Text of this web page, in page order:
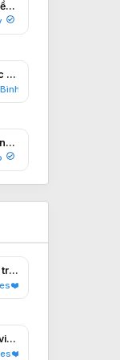
50% lời khuyên y tế từ 5 nền tảng AI hàng đầu là không chính xác!
Quách Gia thở dài sau tiệc mừng, nếu Tào Tháo nghe ông lịch sử đã đổi chiều
EVN Việt Nam chỉ đích danh nguyên nhân khiến hàng triệu hoá đơn tiền điện mùa nóng tăng vọt
Quy định về bảo vệ trẻ em trên mạng xã hội VnReview
Hướng dẫn anh em cách viết bài trên MXH VnReview, tham gia cộng đồng KHCN chưa bao giờ dễ dàng đến thế!